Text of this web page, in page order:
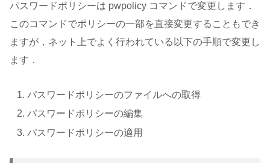
パスワードポリシーは pwpolicy コマンドで変更します．
このコマンドでポリシーの一部を直接変更することもでき
ますが，ネット上でよく行われている以下の手順で変更し
ます．
パスワードポリシーのファイルへの取得
パスワードポリシーの編集
パスワードポリシーの適用